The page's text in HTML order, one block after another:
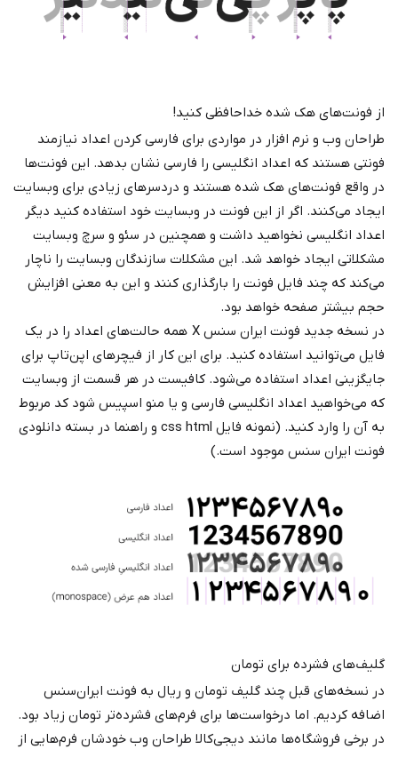
از فونت‌های هک شده خداحافظی کنید!
طراحان وب و نرم افزار در مواردی برای فارسی کردن اعداد نیازمند
فونتی هستند که اعداد انگلیسی را فارسی نشان بدهد. این فونت‌ها
در واقع فونت‌های هک شده هستند و دردسرهای زیادی برای وبسایت
ایجاد می‌کنند. اگر از این فونت در وبسایت خود استفاده کنید دیگر
اعداد انگلیسی نخواهید داشت و همچنین در سئو و سرچ وبسایت
مشکلاتی ایجاد خواهد شد. این مشکلات سازندگان وبسایت را ناچار
می‌کند که چند فایل فونت را بارگذاری کنند و این به معنی افزایش
حجم بیشتر صفحه خواهد بود.
در نسخه جدید فونت ایران سنس X همه حالت‌های اعداد را در یک
فایل می‌توانید استفاده کنید. برای این کار از فیچرهای اپن‌تاپ برای
جایگزینی اعداد استفاده می‌شود. کافیست در هر قسمت از وبسایت
که می‌خواهید اعداد انگلیسی فارسی و یا منو اسپیس شود کد مربوط
به آن را وارد کنید. (نمونه فایل css html و راهنما در بسته دانلودی
فونت ایران سنس موجود است.)
گلیف‌های فشرده برای تومان
در نسخه‌های قبل چند گلیف تومان و ریال به فونت ایران‌سنس
اضافه کردیم. اما درخواست‌ها برای فرم‌های فشرده‌تر تومان زیاد بود.
در برخی فروشگاه‌ها مانند دیجی‌کالا طراحان وب خودشان فرم‌هایی از